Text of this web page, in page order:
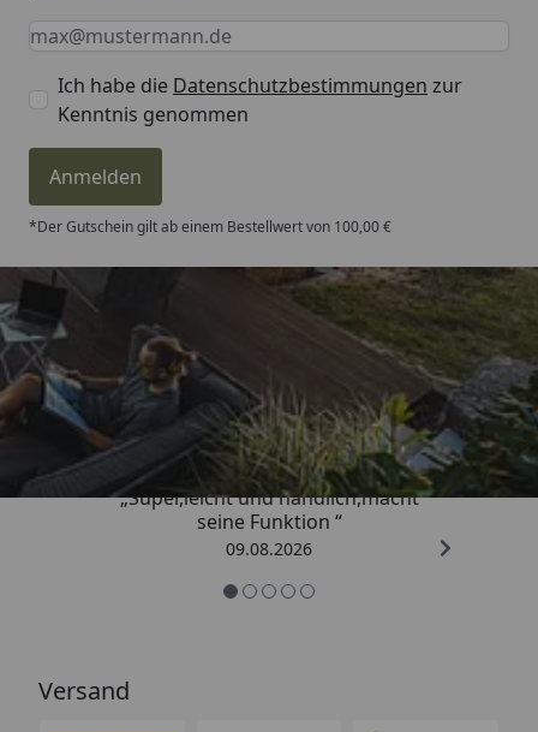
Keine Eingabe erforderlich
Eingabe erforderlich
E-Mail *
Ich habe die Datenschutzbestimmungen zur
Kenntnis genommen
Anmelden
*Der Gutschein gilt ab einem Bestellwert von 100,00 €
Trusted Shops
4,81/ 5
„Super,leicht und handlich,macht
seine Funktion “
09.08.2026
Versand